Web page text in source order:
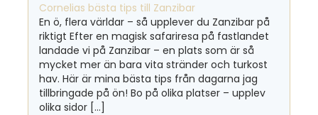
Cornelias bästa tips till Zanzibar
En ö, flera världar – så upplever du Zanzibar på
riktigt Efter en magisk safariresa på fastlandet
landade vi på Zanzibar – en plats som är så
mycket mer än bara vita stränder och turkost
hav. Här är mina bästa tips från dagarna jag
tillbringade på ön! Bo på olika platser – upplev
olika sidor […]